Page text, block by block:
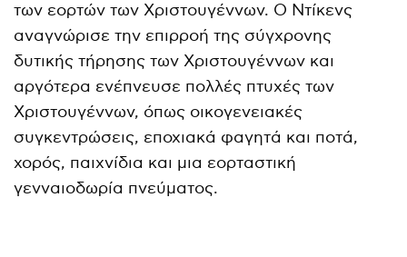
των εορτών των Χριστουγέννων. Ο Ντίκενς
αναγνώρισε την επιρροή της σύγχρονης
δυτικής τήρησης των Χριστουγέννων και
αργότερα ενέπνευσε πολλές πτυχές των
Χριστουγέννων, όπως οικογενειακές
συγκεντρώσεις, εποχιακά φαγητά και ποτά,
χορός, παιχνίδια και μια εορταστική
γενναιοδωρία πνεύματος.